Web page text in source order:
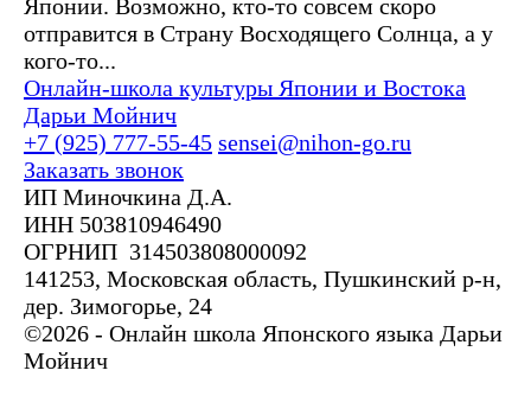
Японии. Возможно, кто-то совсем скоро
отправится в Страну Восходящего Солнца, а у
кого-то...
Онлайн-школа культуры Японии и Востока
Дарьи Мойнич
+7 (925) 777-55-45 sensei@nihon-go.ru
Заказать звонок
ИП Миночкина Д.А.
ИНН 503810946490
ОГРНИП 314503808000092
141253, Московская область, Пушкинский р-н,
дер. Зимогорье, 24
©2026 - Онлайн школа Японского языка Дарьи
Мойнич